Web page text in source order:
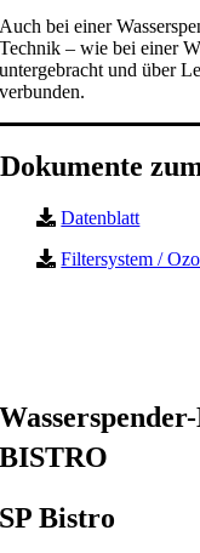
Auch bei einer
Technik – wie bei einer
untergebracht und über
verbunden.
Dokumente
Datenblatt
Filtersystem /
BISTRO
SP Bistro